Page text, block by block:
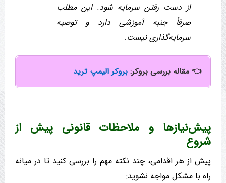
از دست رفتن سرمایه شود. این مطلب
صرفاً جنبه آموزشی دارد و توصیه
سرمایه‌گذاری نیست.
👈 مقاله بررسی بروکر: بروکر الیمپ ترید
پیش‌نیازها و ملاحظات قانونی پیش از
شروع
پیش از هر اقدامی، چند نکته مهم را بررسی کنید تا در میانه
راه با مشکل مواجه نشوید: